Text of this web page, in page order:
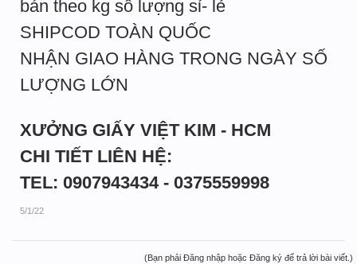
bán theo kg số lượng sỉ- lẻ
SHIPCOD TOÀN QUỐC
NHẬN GIAO HÀNG TRONG NGÀY SỐ
LƯỢNG LỚN
XƯỞNG GIẤY VIỆT KIM - HCM
CHI TIẾT LIÊN HỆ:
TEL: 0907943434 - 0375559998
5/1/22
(Bạn phải Đăng nhập hoặc Đăng ký để trả lời bài viết.)